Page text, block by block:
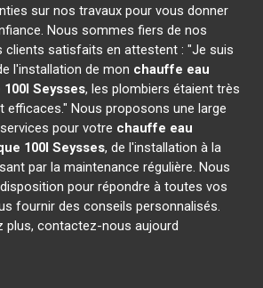
sur nos travaux pour vous donner
Nous sommes fiers de nos
clients satisfaits en attestent : "Je suis
l'installation de mon chauffe eau
Seysses, les plombiers étaient très
efficaces." Nous proposons une large
pour votre chauffe eau
100l Seysses, de l'installation à la
par la maintenance régulière. Nous
pour répondre à toutes vos
fournir des conseils personnalisés.
plus, contactez-nous aujourd